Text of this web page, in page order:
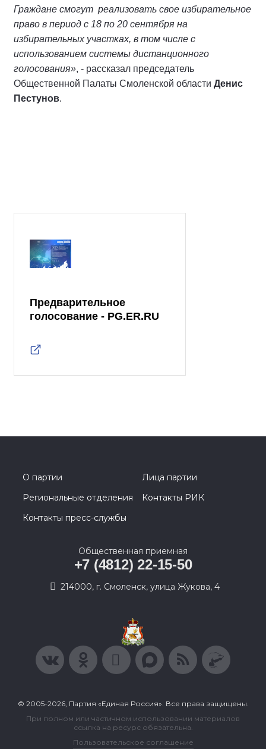
Граждане смогут реализовать свое избирательное
право в период с 18 по 20 сентября на
избирательных участках, в том числе с
использованием системы дистанционного
голосования», - рассказал председатель
Общественной Палаты Смоленской области Денис
Пестунов.
Предварительное
голосование - PG.ER.RU
О партии
Лица партии
Региональные отделения
Контакты РИК
Контакты пресс-службы
Общественная приемная
+7 (4812) 22-15-50
214000, г. Смоленск, улица Жукова, 4
© 2005-2026, Партия «Единая Россия». Все права защищены.
При полном или частичном использовании материалов
ссылка на ресурс обязательна.
Пользовательское соглашение